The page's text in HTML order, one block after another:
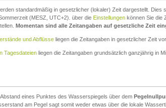
standardmäßig in gesetzlicher (lokaler) Zeit dargestellt. Dies
(MESZ, UTC+2). über die Einstellungen können Sie die
Momentan sind alle Zeitangaben auf gesetzliche Zeit
und Abflüsse liegen die Zeitangaben in gesetzlicher Zeit vor.
Tagesdateien liegen die Zeitangaben grundsätzlich ganzjährig in
eines Punktes des Wasserspiegels über dem
am Pegel sagt somit weder etwas über die lokale